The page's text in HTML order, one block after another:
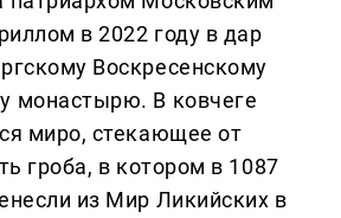
в 2022 году в дар
Воскресенскому
монастырю. В ковчеге
миро, стекающее от
гроба, в котором в 1087
из Мир Ликийских в